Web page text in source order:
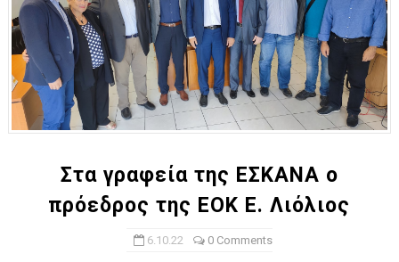
Στα γραφεία της ΕΣΚΑΝΑ ο
πρόεδρος της ΕΟΚ Ε. Λιόλιος
6.10.22 0 Comments